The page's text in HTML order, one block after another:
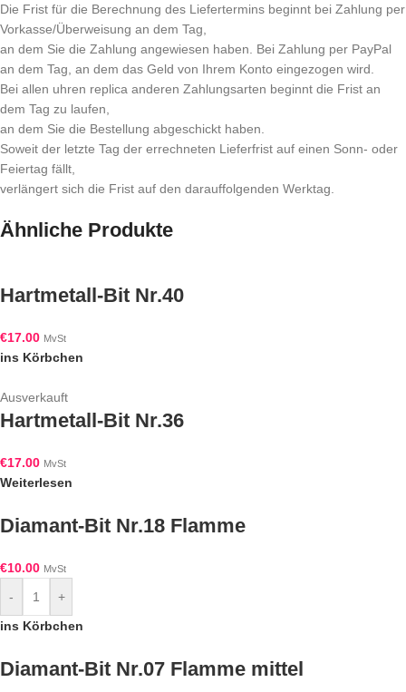
Die Frist für die Berechnung des Liefertermins beginnt bei Zahlung per
Vorkasse/Überweisung an dem Tag,
an dem Sie die Zahlung angewiesen haben. Bei Zahlung per PayPal
an dem Tag, an dem das Geld von Ihrem Konto eingezogen wird.
Bei allen uhren replica anderen Zahlungsarten beginnt die Frist an
dem Tag zu laufen,
an dem Sie die Bestellung abgeschickt haben.
Soweit der letzte Tag der errechneten Lieferfrist auf einen Sonn- oder
Feiertag fällt,
verlängert sich die Frist auf den darauffolgenden Werktag.
Ähnliche Produkte
Hartmetall-Bit Nr.40
€17.00 MvSt
ins Körbchen
Ausverkauft
Hartmetall-Bit Nr.36
€17.00 MvSt
Weiterlesen
Diamant-Bit Nr.18 Flamme
€10.00 MvSt
-
+
ins Körbchen
Diamant-Bit Nr.07 Flamme mittel